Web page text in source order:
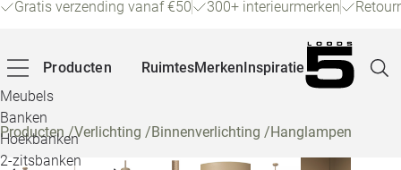
Gratis verzending vanaf €50 300+ interieurmerken
Producten
Meubels
Banken
Hoekbanken
2-zitsbanken
RuimtesMerkenInspiratie
Producten/Verlichting /Binnenverlichting /Hanglampen